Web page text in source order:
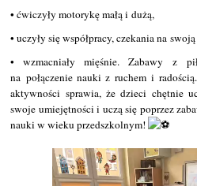
• ćwiczyły motorykę małą i dużą,
• uczyły się współpracy, czekania na
• wzmacniały mięśnie. Zabawy z
na połączenie nauki z ruchem i
aktywności sprawia, że dzieci chętnie
swoje umiejętności i uczą się poprzez
nauki w wieku przedszkolnym!